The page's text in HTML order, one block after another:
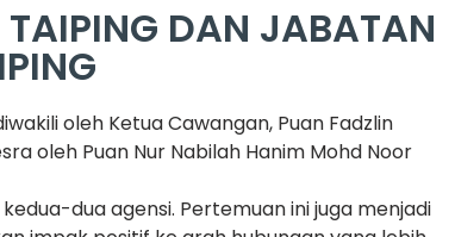
DAN JABATAN
oleh Ketua Cawangan, Puan Fadzlin
oleh Puan Nur Nabilah Hanim Mohd Noor
dua agensi. Pertemuan ini juga menjadi